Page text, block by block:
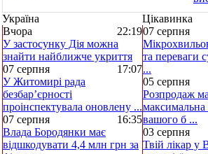
Україна
Цікавинка
Вчора
22:19
У застосунку Дія можна
знайти найближче укриття
07 серпня
17:07
У Житомирі рада
безбар’єрності
проінспектувала оновлену ...
07 серпня
16:35
Влада Бородянки має
відшкодувати 4,4 млн грн за
07 серпня
та переваги
...
05 серпня
Розпродаж
максимальна
вашого б ...
03 серпня
Твій лікар у